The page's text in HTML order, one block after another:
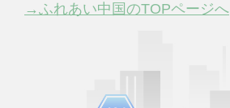
→ふれあい中国のTOPページへ